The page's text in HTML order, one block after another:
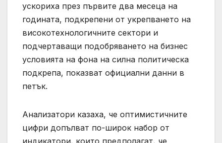
ускориха през първите два месеца на
годината, подкрепени от укрепването на
високотехнологичните сектори и
подчертаващи подобряването на бизнес
условията на фона на силна политическа
подкрепа, показват официални данни в
петък.
Анализатори казаха, че оптимистичните
цифри допълват по-широк набор от
индикатори, които предполагат, че